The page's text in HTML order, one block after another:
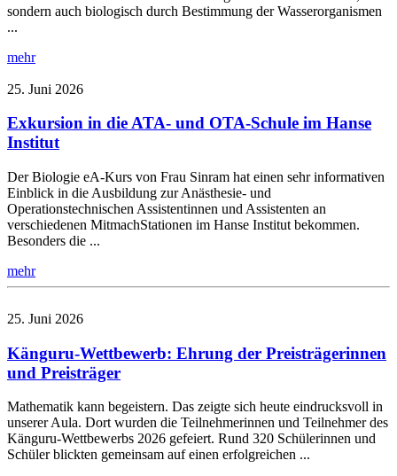
sondern auch biologisch durch Bestimmung der Wasserorganismen
...
mehr
25. Juni 2026
Exkursion in die ATA- und OTA-Schule im Hanse
Institut
Der Biologie eA-Kurs von Frau Sinram hat einen sehr informativen
Einblick in die Ausbildung zur Anästhesie- und
Operationstechnischen Assistentinnen und Assistenten an
verschiedenen MitmachStationen im Hanse Institut bekommen.
Besonders die ...
mehr
25. Juni 2026
Känguru-Wettbewerb: Ehrung der Preisträgerinnen
und Preisträger
Mathematik kann begeistern. Das zeigte sich heute eindrucksvoll in
unserer Aula. Dort wurden die Teilnehmerinnen und Teilnehmer des
Känguru-Wettbewerbs 2026 gefeiert. Rund 320 Schülerinnen und
Schüler blickten gemeinsam auf einen erfolgreichen ...